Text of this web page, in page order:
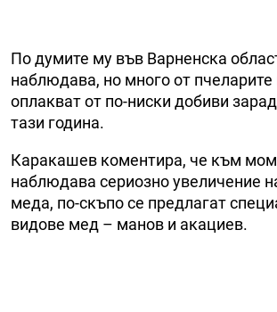
По думите му във Варненска
наблюдава, но много от пчеларите
оплакват от по-ниски добиви
тази година.
Каракашев коментира, че към
наблюдава сериозно увеличение
меда, по-скъпо се предлагат
видове мед – манов и акациев.